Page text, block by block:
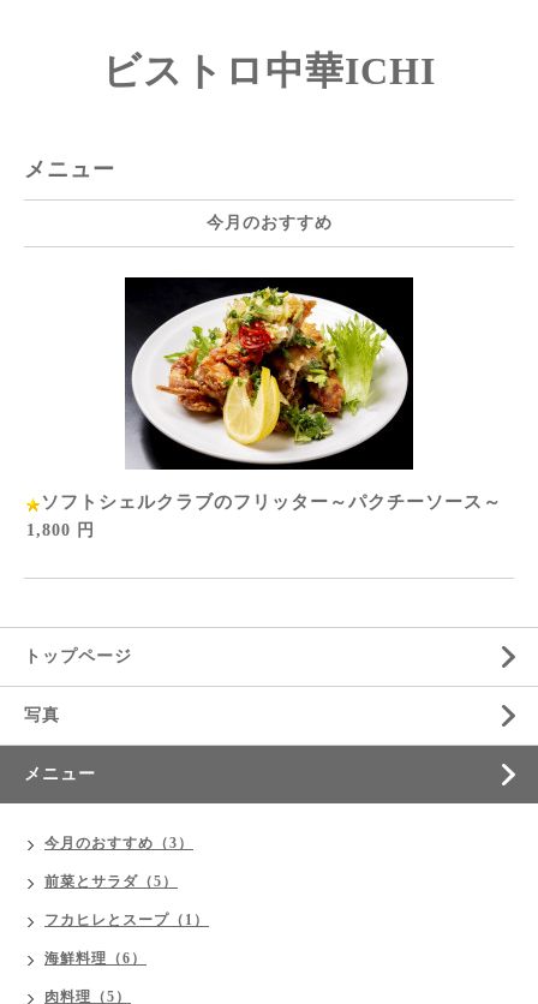
ビストロ中華ICHI
メニュー
今月のおすすめ
ソフトシェルクラブのフリッター～パクチーソース～
1,800 円
トップページ
写真
メニュー
今月のおすすめ（3）
前菜とサラダ（5）
フカヒレとスープ（1）
海鮮料理（6）
肉料理（5）